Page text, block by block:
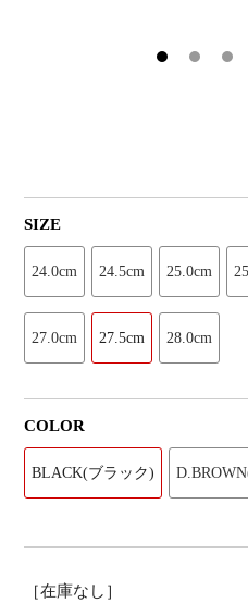
SIZE
24.0cm 24.5cm 25.0cm
27.0cm 27.5cm 28.0cm
COLOR
BLACK(ブラック)
［在庫なし］